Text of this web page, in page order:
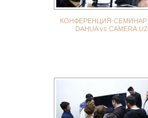
КОНФЕРЕНЦИЯ-СЕМИНАР
DAHUA vs CAMERA.UZ